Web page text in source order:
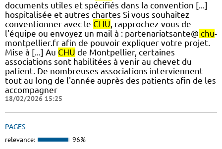
documents utiles et spécifiés dans la convention [...]
hospitalisée et autres chartes Si vous souhaitez
conventionner avec le CHU, rapprochez-vous de
l'équipe ou envoyez un mail à : partenariatsante@ chu-
montpellier.fr afin de pouvoir expliquer votre projet.
Mise à [...] Au CHU de Montpellier, certaines
associations sont habilitées à venir au chevet du
patient. De nombreuses associations interviennent
tout au long de l'année auprès des patients afin de les
accompagner
18/02/2026 15:25
PAGES
relevance: 96%